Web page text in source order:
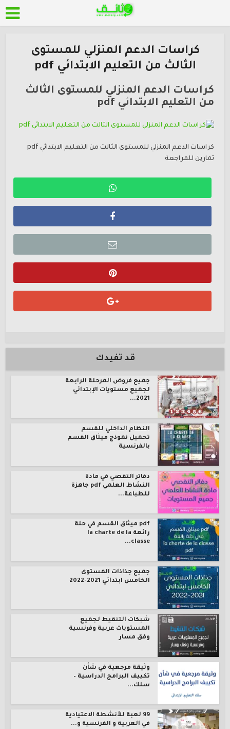
كراسات الدعم المنزلي للمستوى
الثالث من التعليم الابتدائي pdf
كراسات الدعم المنزلي للمستوى الثالث
من التعليم الابتدائي pdf
كراسات الدعم المنزلي للمستوى الثالث من التعليم الابتدائي pdf
تمارين للمراجعة
قد تفيدك
جميع فروض المرحلة الرابعة
لجميع مستويات الإبتدائي
2021...
النظام الداخلي للقسم
تحميل نموذج ميثاق القسم
بالفرنسية
دفاتر التقصي في مادة
النشاط العلمي pdf جاهزة
للطباعة...
pdf ميثاق القسم في حلة
رائعة la charte de la
classe...
جميع جذاذات المستوى
الخامس ابتدائي 2021-2022
شبكات التنقيط لجميع
المستويات عربية وفرنسية
وفق مسار
وثيقة مرجعية في شأن
تكييف البرامج الدراسية –
سلك...
99 لعبة للأنشطة الاعتيادية
في العربية و الفرنسية و...